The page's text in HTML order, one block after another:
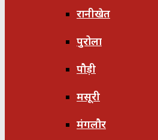
रानीखेत
पुरोला
पौड़ी
मसूरी
मंगलौर